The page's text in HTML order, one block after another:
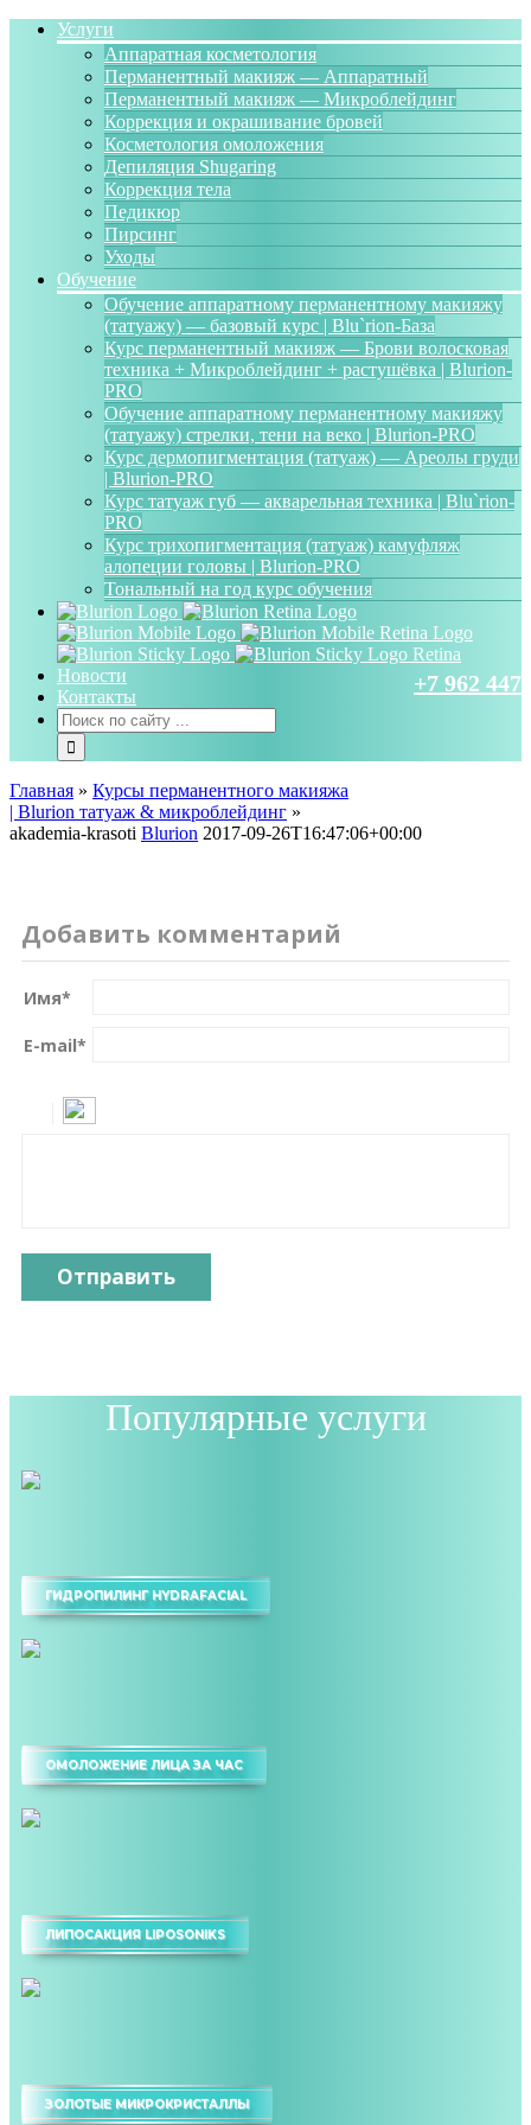
Услуги
Аппаратная косметология
Перманентный макияж — Аппаратный
Перманентный макияж — Микроблейдинг
Коррекция и окрашивание бровей
Косметология омоложения
Депиляция Shugaring
Коррекция тела
Педикюр
Пирсинг
Уходы
Обучение
Обучение аппаратному перманентному макияжу
(татуажу) — базовый курс | Blu`rion-База
Курс перманентный макияж — Брови волосковая
техника + Микроблейдинг + растушёвка | Blurion-
PRO
Обучение аппаратному перманентному макияжу
(татуажу) стрелки, тени на веко | Blurion-PRO
Курс дермопигментация (татуаж) — Ареолы груди
| Blurion-PRO
Курс татуаж губ — акварельная техника | Blu`rion-
PRO
Курс трихопигментация (татуаж) камуфляж
алопеции головы | Blurion-PRO
Тональный на год курс обучения
Новости
Контакты
+7 962 447
Главная » Курсы перманентного макияжа
| Blurion татуаж & микроблейдинг »
akademia-krasoti Blurion 2017-09-26T16:47:06+00:00
Добавить комментарий
Имя*
E-mail*
Отправить
Популярные услуги
ГИДРОПИЛИНГ HYDRAFACIAL
ОМОЛОЖЕНИЕ ЛИЦА ЗА ЧАС
ЛИПОСАКЦИЯ LIPOSONIKS
ЗОЛОТЫЕ МИКРОКРИСТАЛЛЫ